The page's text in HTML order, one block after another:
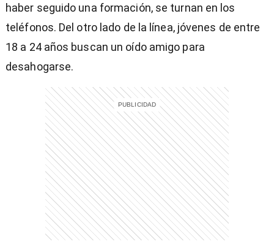
haber seguido una formación, se turnan en los
teléfonos. Del otro lado de la línea, jóvenes de entre
18 a 24 años buscan un oído amigo para
desahogarse.